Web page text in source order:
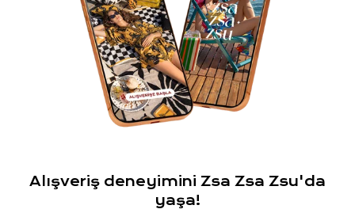
Alışveriş deneyimini Zsa Zsa Zsu'da
yaşa!